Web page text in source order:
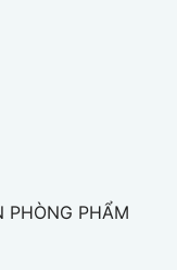
PHÒNG PHẨM